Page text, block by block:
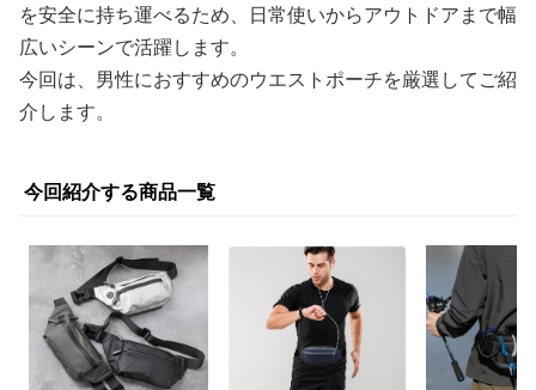
を安全に持ち運べるため、日常使いからアウトドアまで幅
広いシーンで活躍します。
今回は、男性におすすめのウエストポーチを厳選してご紹
介します。
今回紹介する商品一覧